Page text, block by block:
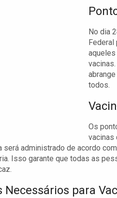
No dia
aqueles
todos.
Os
vacinas
será administrado de acordo
Isso garante que todas as
Necessários para